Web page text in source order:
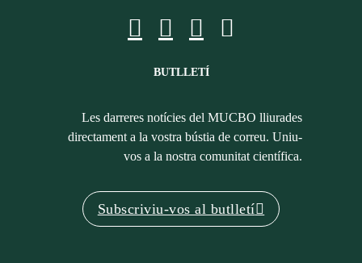
BUTLLETÍ
Les darreres notícies del MUCBO lliurades
directament a la vostra bústia de correu. Uniu-
vos a la nostra comunitat científica.
Subscriviu-vos al butlletí